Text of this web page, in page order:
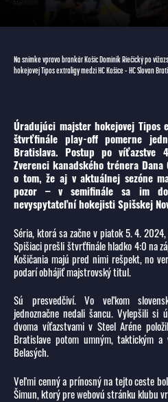
Na snímke vpravo brankár Košíc Dominik Riečický po
hokejovej Tipos extraligy medzi HC Košice – HC Slovan
Úradujúci majster hokejovej Tipos
štvrťfinále play-off pomerne
Bratislava. Postup po víťazstve
Zverenci kanadského trénera
o tom, že aj v aktuálnej sezóne
pozor – v semifinále sa im
nevyspytateľní hokejisti Spišskej
Séria, ktorá sa začne v piatok 5. 4.
Spišiaci prešli štvrťfinále hladko 4:0 na
Košičania majú pred nimi rešpekt, no
podarí obhájiť majstrovský titul.
Sú presvedčiví. Vo veľkom
jednoznačne nedali šancu. Vylepšili si
dvoma víťazstvami v Steel Aréne
Bratislave potom umným, taktickým a
Belasých.
Veľmi cenný a prínosný na tejto ceste
Šimun, ktorý pre webovú stránku klubu